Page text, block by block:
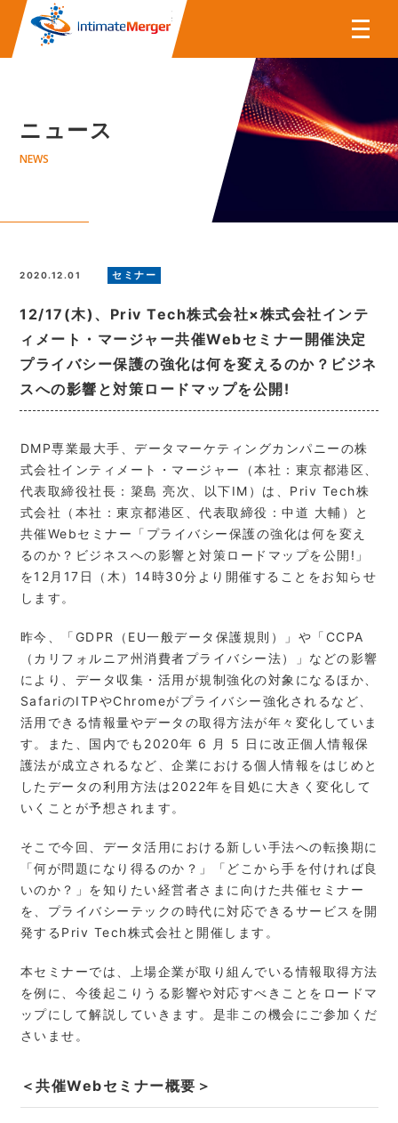
株式会社インティメート・マー
ニュース
NEWS
2020.12.01 セミナー
12/17(木)、Priv Tech株式会社×株式会社インテ
ィメート・マージャー共催Webセミナー開催決定
プライバシー保護の強化は何を変えるのか？ビジネ
スへの影響と対策ロードマップを公開!
DMP専業最大手、データマーケティングカンパニーの株
式会社インティメート・マージャー（本社：東京都港区、
代表取締役社長：簗島 亮次、以下IM）は、Priv Tech株
式会社（本社：東京都港区、代表取締役：中道 大輔）と
共催Webセミナー「プライバシー保護の強化は何を変え
るのか？ビジネスへの影響と対策ロードマップを公開!」
を12月17日（木）14時30分より開催することをお知らせ
します。
昨今、「GDPR（EU一般データ保護規則）」や「CCPA
（カリフォルニア州消費者プライバシー法）」などの影響
により、データ収集・活用が規制強化の対象になるほか、
SafariのITPやChromeがプライバシー強化されるなど、
活用できる情報量やデータの取得方法が年々変化していま
す。また、国内でも2020年 6 月 5 日に改正個人情報保
護法が成立されるなど、企業における個人情報をはじめと
したデータの利用方法は2022年を目処に大きく変化して
いくことが予想されます。
そこで今回、データ活用における新しい手法への転換期に
「何が問題になり得るのか？」「どこから手を付ければ良
いのか？」を知りたい経営者さまに向けた共催セミナー
を、プライバシーテックの時代に対応できるサービスを開
発するPriv Tech株式会社と開催します。
本セミナーでは、上場企業が取り組んでいる情報取得方法
を例に、今後起こりうる影響や対応すべきことをロードマ
ップにして解説していきます。是非この機会にご参加くだ
さいませ。
＜共催Webセミナー概要＞